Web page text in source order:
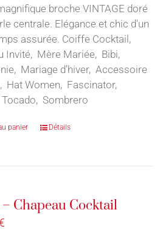
broche VINTAGE doré
centrale. Elégance et chic d'un
assurée. Coiffe Cocktail,
Invité, Mère Mariée, Bibi,
Mariage d’hiver, Accessoire
Hat Women, Fascinator,
Tocado, Sombrero
panier Détails
Chapeau Cocktail